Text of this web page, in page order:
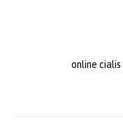
online cialis